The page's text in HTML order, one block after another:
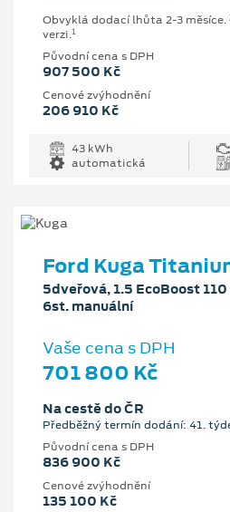
Obvyklá dodací lhůta 2-3
verzi.1
Původní cena s DPH
907 500 Kč
Cenové zvýhodnění
206 910 Kč
43 kWh
automatická
Ford Kuga
5dveřová, 1.5 EcoBoost
6st. manuální
Vaše cena s DPH
701 800 Kč
Na cestě do ČR
Předběžný termín dodání: 41.
Původní cena s DPH
836 900 Kč
Cenové zvýhodnění
135 100 Kč